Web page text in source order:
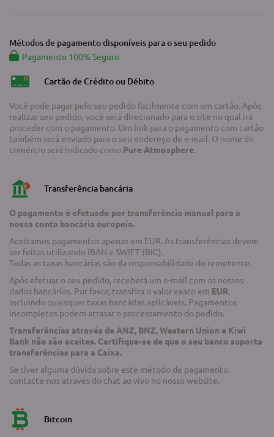
Métodos de pagamento disponíveis para o seu pedido
Pagamento 100% Seguro
Cartão de Crédito ou Débito
Você pode pagar pelo seu pedido facilmente com um cartão. Após
realizar seu pedido, você será direcionado para o site no qual irá
proceder com o pagamento. Um link para o pagamento com cartão
também será enviado para o seu endereço de e-mail. O nome do
comércio será indicado como Pure Atmosphere.
Transferência bancária
O pagamento é efetuado por transferência manual para a
nossa conta bancária europeia.
Aceitamos pagamentos apenas em EUR. As transferências devem
ser feitas utilizando IBAN e SWIFT (BIC).
Todas as taxas bancárias são da responsabilidade do remetente.
Após efetuar o seu pedido, receberá um e-mail com os nossos
dados bancários. Por favor, transfira o valor exato em EUR,
incluindo quaisquer taxas bancárias aplicáveis. Pagamentos
incompletos podem atrasar o processamento do pedido.
Transferências através de ANZ, BNZ, Western Union e Kiwi
Bank não são aceites. Certifique-se de que o seu banco suporta
transferências para a Caixa.
Se tiver alguma dúvida sobre este método de pagamento,
contacte-nos através do chat ao vivo no nosso website.
Bitcoin